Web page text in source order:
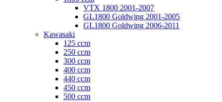
VTX 1800 2001-2007
GL1800 Goldwing 2001-2005
GL1800 Goldwing 2006-2011
Kawasaki
125 ccm
250 ccm
300 ccm
400 ccm
440 ccm
450 ccm
500 ccm